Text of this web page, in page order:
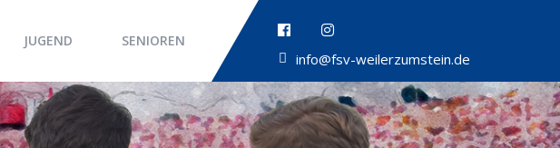
info@fsv-weilerzumstein.de
JUGEND SENIOREN